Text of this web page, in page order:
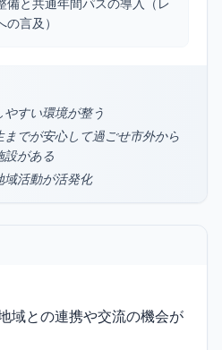
言及）
すい環境が整う
でが安心して過ごせ市外から
設がある
活動が活発化
域との連携や交流の機会が